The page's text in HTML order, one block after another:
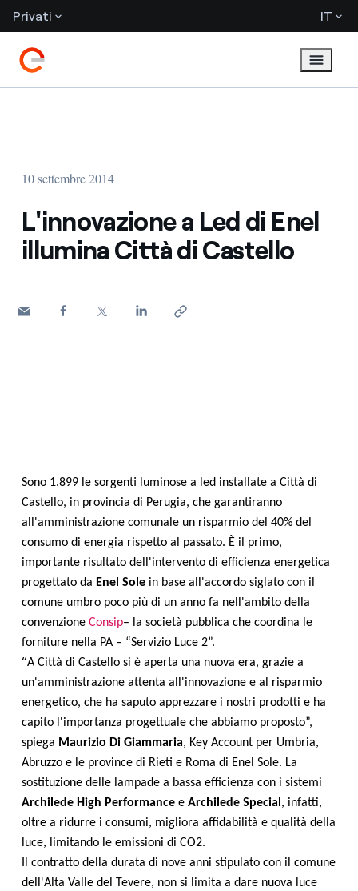
Privati IT
10 settembre 2014
L'innovazione a Led di Enel
illumina Città di Castello
Sono 1.899 le sorgenti luminose a led installate a Città di
Castello, in provincia di Perugia, che garantiranno
all'amministrazione comunale un risparmio del 40% del
consumo di energia rispetto al passato. È il primo,
importante risultato dell'intervento di efficienza energetica
progettato da Enel Solein base all'accordo siglato con il
comune umbro poco più di un anno fa nell'ambito della
convenzione Consip– la società pubblica che coordina le
forniture nella PA – “Servizio Luce 2”.
“A Città di Castello si è aperta una nuova era, grazie a
un'amministrazione attenta all'innovazione e al risparmio
energetico, che ha saputo apprezzare i nostri prodotti e ha
capito l'importanza progettuale che abbiamo proposto”,
spiega Maurizio Di Giammaria, Key Account per Umbria,
Abruzzo e le province di Rieti e Roma di Enel Sole. La
sostituzione delle lampade a bassa efficienza con i sistemi
Archilede High Performancee Archilede Special , infatti,
oltre a ridurre i consumi, migliora affidabilità e qualità della
luce, limitando le emissioni di CO2.
Il contratto della durata di nove anni stipulato con il comune
dell'Alta Valle del Tevere, non si limita a dare nuova luce